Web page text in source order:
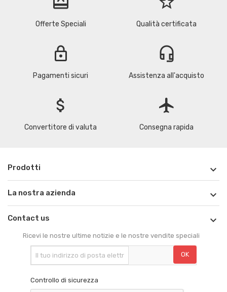
Offerte Speciali Qualità certificata
lock
Pagamenti sicuri
headset_mic
Assistenza all'acquisto
attach_money
Convertitore di valuta
flight
Consegna rapida
Prodotti 
La nostra azienda 
Contact us 
Ricevi le nostre ultime notizie e le nostre vendite speciali
Controllo di sicurezza